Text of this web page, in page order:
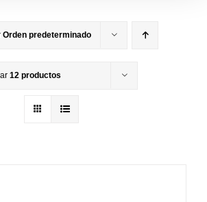
Orden predeterminado
12 productos